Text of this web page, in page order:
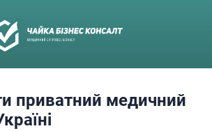
приватний медичний